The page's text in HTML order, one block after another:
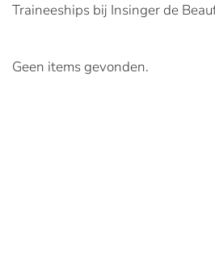
Traineeships bij Insinger de
Geen items gevonden.